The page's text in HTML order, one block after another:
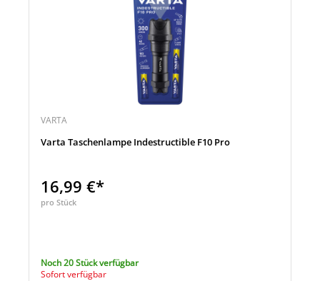
VARTA
Varta Taschenlampe Indestructible F10 Pro
16,99 €*
pro Stück
Noch 20 Stück verfügbar
Sofort verfügbar